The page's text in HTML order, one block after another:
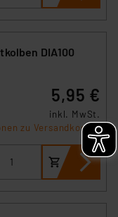
DIA100
5,95 €
inkl. MwSt.
zu Versandkosten